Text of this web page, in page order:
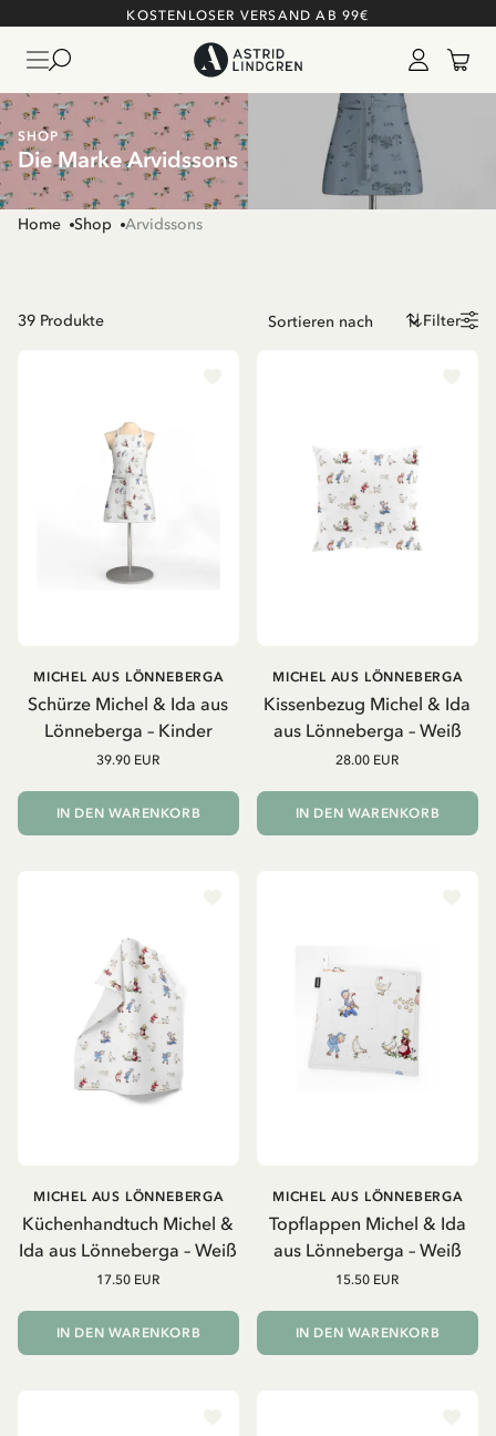
KOSTENLOSER VERSAND AB 99€
SHOP
Die Marke Arvidssons
Home Shop Arvidssons
39 Produkte Filter
Schürze Michel & Ida aus
Lönneberga – Kinder
MICHEL AUS LÖNNEBERGA
39.90 EUR
IN DEN WARENKORB
Kissenbezug Michel & Ida
aus Lönneberga – Weiß
MICHEL AUS LÖNNEBERGA
28.00 EUR
IN DEN WARENKORB
Küchenhandtuch Michel &
Ida aus Lönneberga – Weiß
MICHEL AUS LÖNNEBERGA
17.50 EUR
IN DEN WARENKORB
Topflappen Michel & Ida
aus Lönneberga – Weiß
MICHEL AUS LÖNNEBERGA
15.50 EUR
IN DEN WARENKORB